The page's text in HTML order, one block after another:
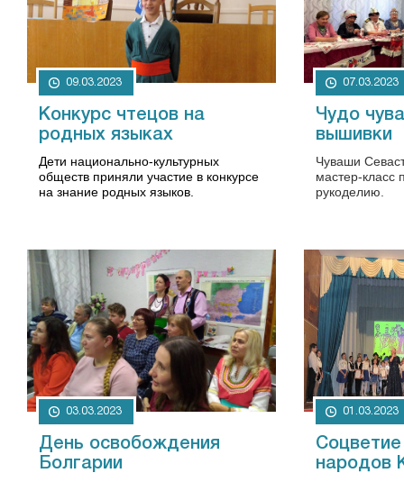
09.03.2023
Конкурс чтецов на
родных языках
Дети национально-культурных
обществ приняли участие в конкурсе
на знание родных языков.
07.03.2023
Чудо
вышивки
Чуваши
мастер-класс
рукоделию.
03.03.2023
День освобождения
Болгарии
01.03.2023
Соцветие
народов